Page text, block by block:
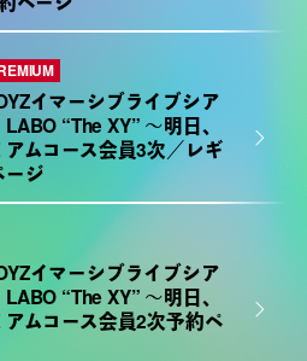
イマーシブライブシア
“The XY” ～明日、
ムコース会員3次／レギ
ージ
イマーシブライブシア
“The XY” ～明日、
ムコース会員2次予約ペ